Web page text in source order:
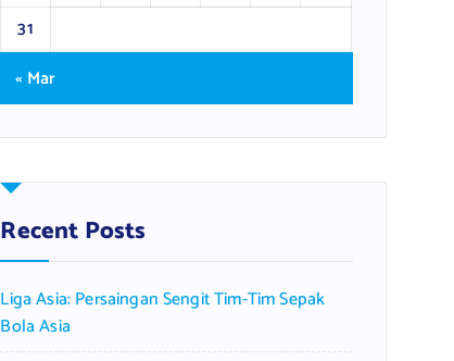
31
« Mar
Recent Posts
Liga Asia: Persaingan Sengit Tim-Tim Sepak
Bola Asia